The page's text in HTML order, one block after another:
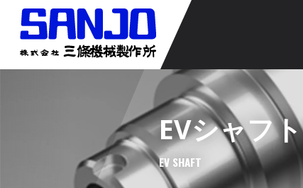
EVシャフト
EV SHAFT